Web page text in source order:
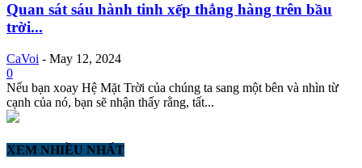
Quan sát sáu hành tinh xếp thẳng hàng trên bầu
trời...
CaVoi - May 12, 2024
0
Nếu bạn xoay Hệ Mặt Trời của chúng ta sang một bên và nhìn từ
cạnh của nó, bạn sẽ nhận thấy rằng, tất...
XEM NHIỀU NHẤT